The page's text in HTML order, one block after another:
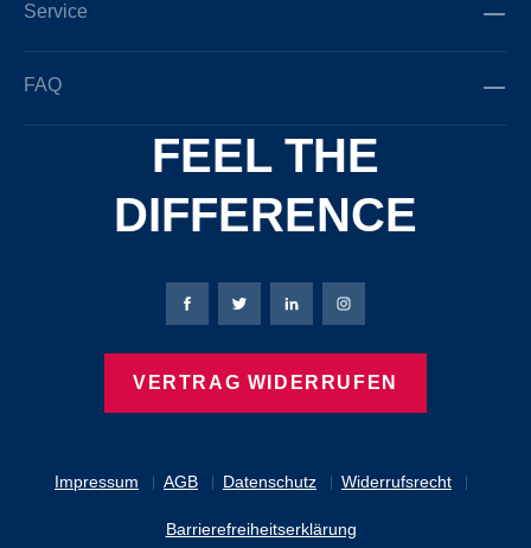
Service
FAQ
FEEL THE
DIFFERENCE
Impressum AGB Datenschutz Widerrufsrecht
Barrierefreiheitserklärung
Bierbaum-Proenen Facebook-Seite
Bierbaum-Proenen Twitter Seite
Bierbaum-Proenen LinkedIn
Bierbaum-Proenen
VERTRAG WIDERRUFEN